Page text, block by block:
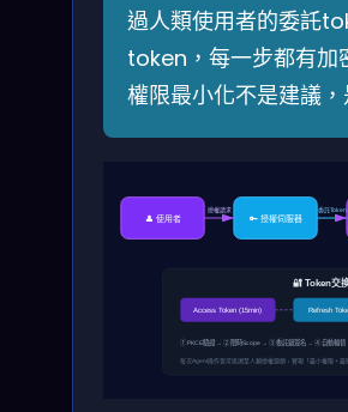
過人類使用者的委託
token，每一步都有加
權限最小化不是建議，
👤 使用者 🔑 授權伺服器
授權請求 委託Token
🔐 Token交
Access Token (15min) Refresh
① PKCE驗證 → ② 限時Scope → ③ 委託鏈簽名 → ④ 自動輪替
每次Agent操作皆可追溯至人類授權源頭，實現「最小權限 + 最